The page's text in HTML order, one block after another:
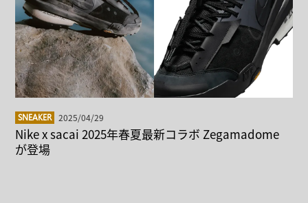
SNEAKER 2025/04/29
Nike x sacai 2025年春夏最新コラボ Zegamadome
が登場